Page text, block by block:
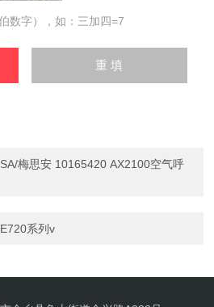
数字），如：三加四=7
梅思安 10165420 AX2100空气呼
系列v